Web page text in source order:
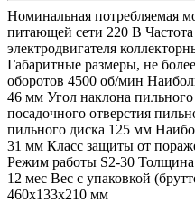
Номинальная потребляемая
питающей сети 220 В
электродвигателя
Габаритные размеры, не
оборотов 4500 об/мин
46 мм Угол наклона
посадочного отверстия
пильного диска 125 мм
31 мм Класс защиты от
Режим работы S2-30
12 мес Вес с упаковкой
460x133x210 мм